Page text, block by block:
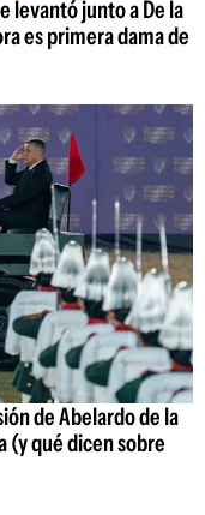
levantó junto a De la
es primera dama de
de Abelardo de la
(y qué dicen sobre